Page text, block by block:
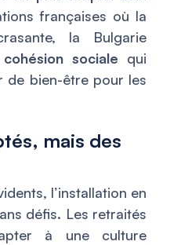
françaises où la
la Bulgarie
cohésion sociale qui
de bien-être pour les
mais des
l’installation en
défis. Les retraités
à une culture